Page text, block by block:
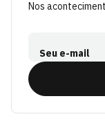
Nos
Seu e-mail